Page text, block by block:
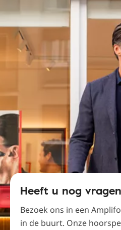
Heeft u nog
Bezoek ons ​​in een
in de buurt. Onze